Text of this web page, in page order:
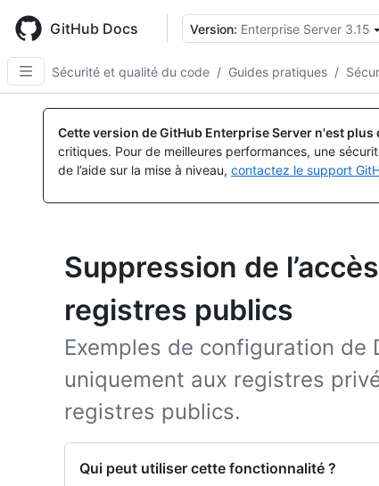
main
content
GitHub Docs Version: Enterprise Server 3.15
Sécurité et qualité du code / Guides pratiques /
Cette version de GitHub Enterprise Server n'est
critiques. Pour de meilleures performances, une
de l’aide sur la mise à niveau, contactez le support
Suppression de
registres publics
Exemples de configuration
uniquement aux registres
registres publics.
Qui peut utiliser cette fonctionnalité ?